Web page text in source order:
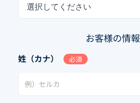
選択してください
お客様の情報
姓（カナ） 必須